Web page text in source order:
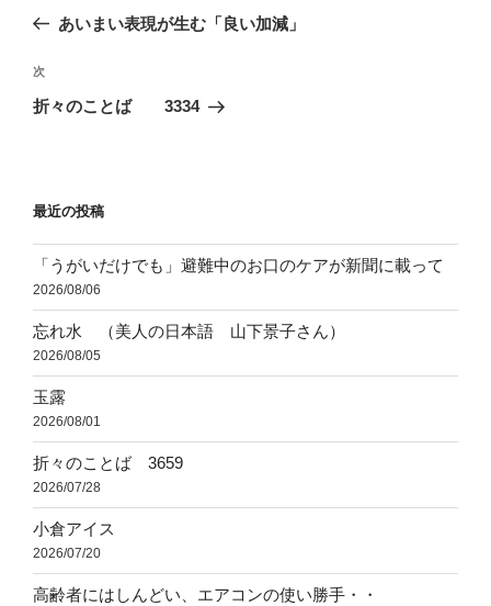
ビ
ゲ
ン
の
稿
あいまい表現が生む「良い加減」
次
の
次
折々のことば 3334
最近の投稿
「うがいだけでも」避難中のお口のケアが新聞に載って
2026/08/06
忘れ水 （美人の日本語 山下景子さん）
2026/08/05
玉露
2026/08/01
折々のことば 3659
2026/07/28
小倉アイス
2026/07/20
高齢者にはしんどい、エアコンの使い勝手・・